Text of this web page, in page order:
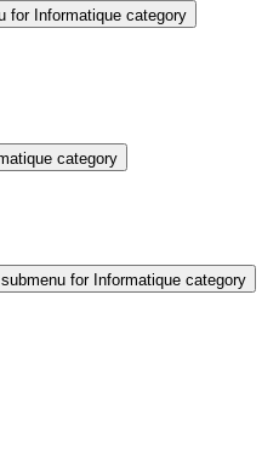
for Informatique category
category
for Informatique category